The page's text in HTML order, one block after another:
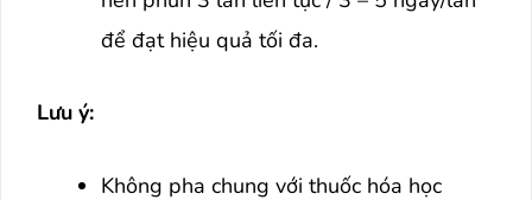
để đạt hiệu quả tối đa.
Lưu ý:
Không pha chung với thuốc hóa học